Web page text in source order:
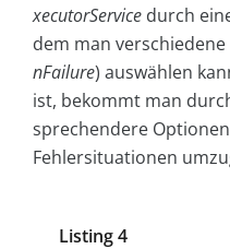
xecutorService durch
dem man
nFailure) auswählen
ist, bekommt man
sprechendere
Fehlersituationen
Listing 4